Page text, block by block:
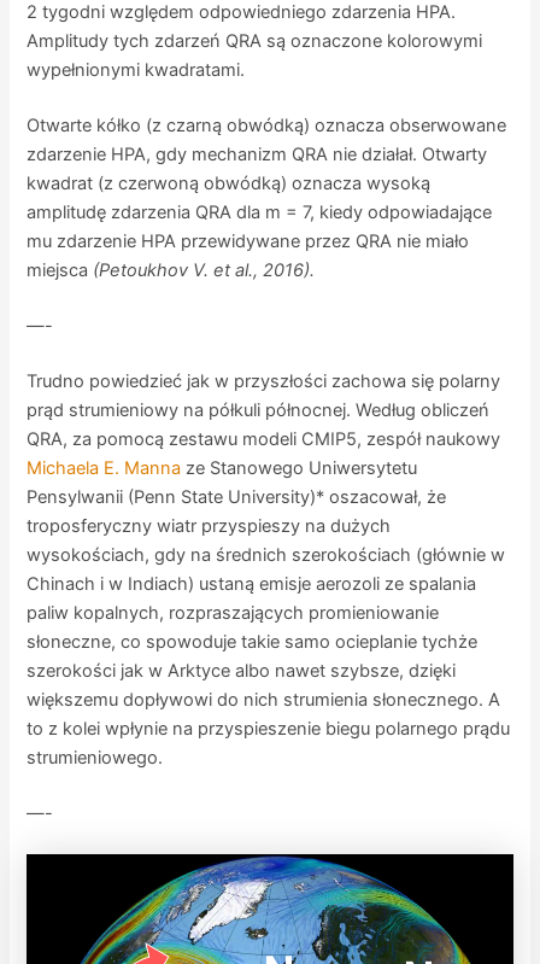
2 tygodni względem odpowiedniego zdarzenia HPA.
Amplitudy tych zdarzeń QRA są oznaczone kolorowymi
wypełnionymi kwadratami.
Otwarte kółko (z czarną obwódką) oznacza obserwowane
zdarzenie HPA, gdy mechanizm QRA nie działał. Otwarty
kwadrat (z czerwoną obwódką) oznacza wysoką
amplitudę zdarzenia QRA dla m = 7, kiedy odpowiadające
mu zdarzenie HPA przewidywane przez QRA nie miało
miejsca (Petoukhov V. et al., 2016).
—-
Trudno powiedzieć jak w przyszłości zachowa się polarny
prąd strumieniowy na półkuli północnej. Według obliczeń
QRA, za pomocą zestawu modeli CMIP5, zespół naukowy
Michaela E. Manna ze Stanowego Uniwersytetu
Pensylwanii (Penn State University)* oszacował, że
troposferyczny wiatr przyspieszy na dużych
wysokościach, gdy na średnich szerokościach (głównie w
Chinach i w Indiach) ustaną emisje aerozoli ze spalania
paliw kopalnych, rozpraszających promieniowanie
słoneczne, co spowoduje takie samo ocieplanie tychże
szerokości jak w Arktyce albo nawet szybsze, dzięki
większemu dopływowi do nich strumienia słonecznego. A
to z kolei wpłynie na przyspieszenie biegu polarnego prądu
strumieniowego.
—-